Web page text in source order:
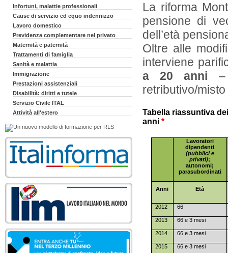
Infortuni, malattie professionali
Cause di servizio ed equo indennizzo
Lavoro domestico
Previdenza complementare nel privato
Maternità e paternità
Trattamenti di famiglia
Sanità e malattia
Immigrazione
Prestazioni assistenziali
Disabilità: diritti e tutele
Servizio Civile ITAL
Attività all'estero
La riforma
pensione di
dell’età
Oltre alle
interviene
a 20 anni –
retributivo/
Tabella riassuntiva
anni *
Lavoratori
dipendenti
(pubblici e
privati);
autonomi;
parasubordinati
Anni Età
2012 66
2013 66 e 3 mesi
2014 66 e 3 mesi
2015 66 e 3 mesi